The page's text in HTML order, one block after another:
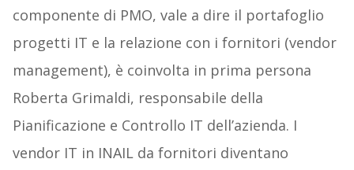
componente di PMO, vale a dire il portafoglio
progetti IT e la relazione con i fornitori (vendor
management), è coinvolta in prima persona
Roberta Grimaldi, responsabile della
Pianificazione e Controllo IT dell’azienda. I
vendor IT in INAIL da fornitori diventano